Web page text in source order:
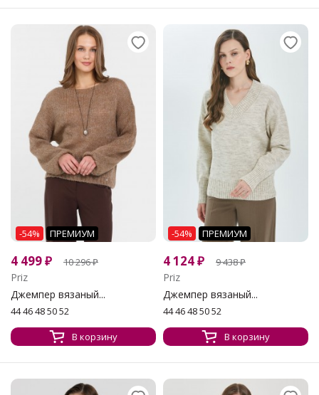
-54% ПРЕМИУМ
4 499₽ 10 296₽
Priz
Джемпер вязаный...
44 46 48 50 52
В корзину
-54% ПРЕМИУМ
4 124₽ 9 438₽
Priz
Джемпер вязаный...
44 46 48 50 52
В корзину